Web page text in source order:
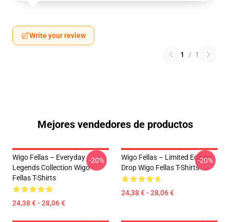
Write your review
1 / 1
Mejores vendedores de productos
Wigo Fellas – Everyday
Legends Collection Wigo
Fellas T-Shirts
24,38 € - 28,06 €
-20%
Wigo Fellas – Limited Edition
Drop Wigo Fellas T-Shirts
24,38 € - 28,06 €
-20%